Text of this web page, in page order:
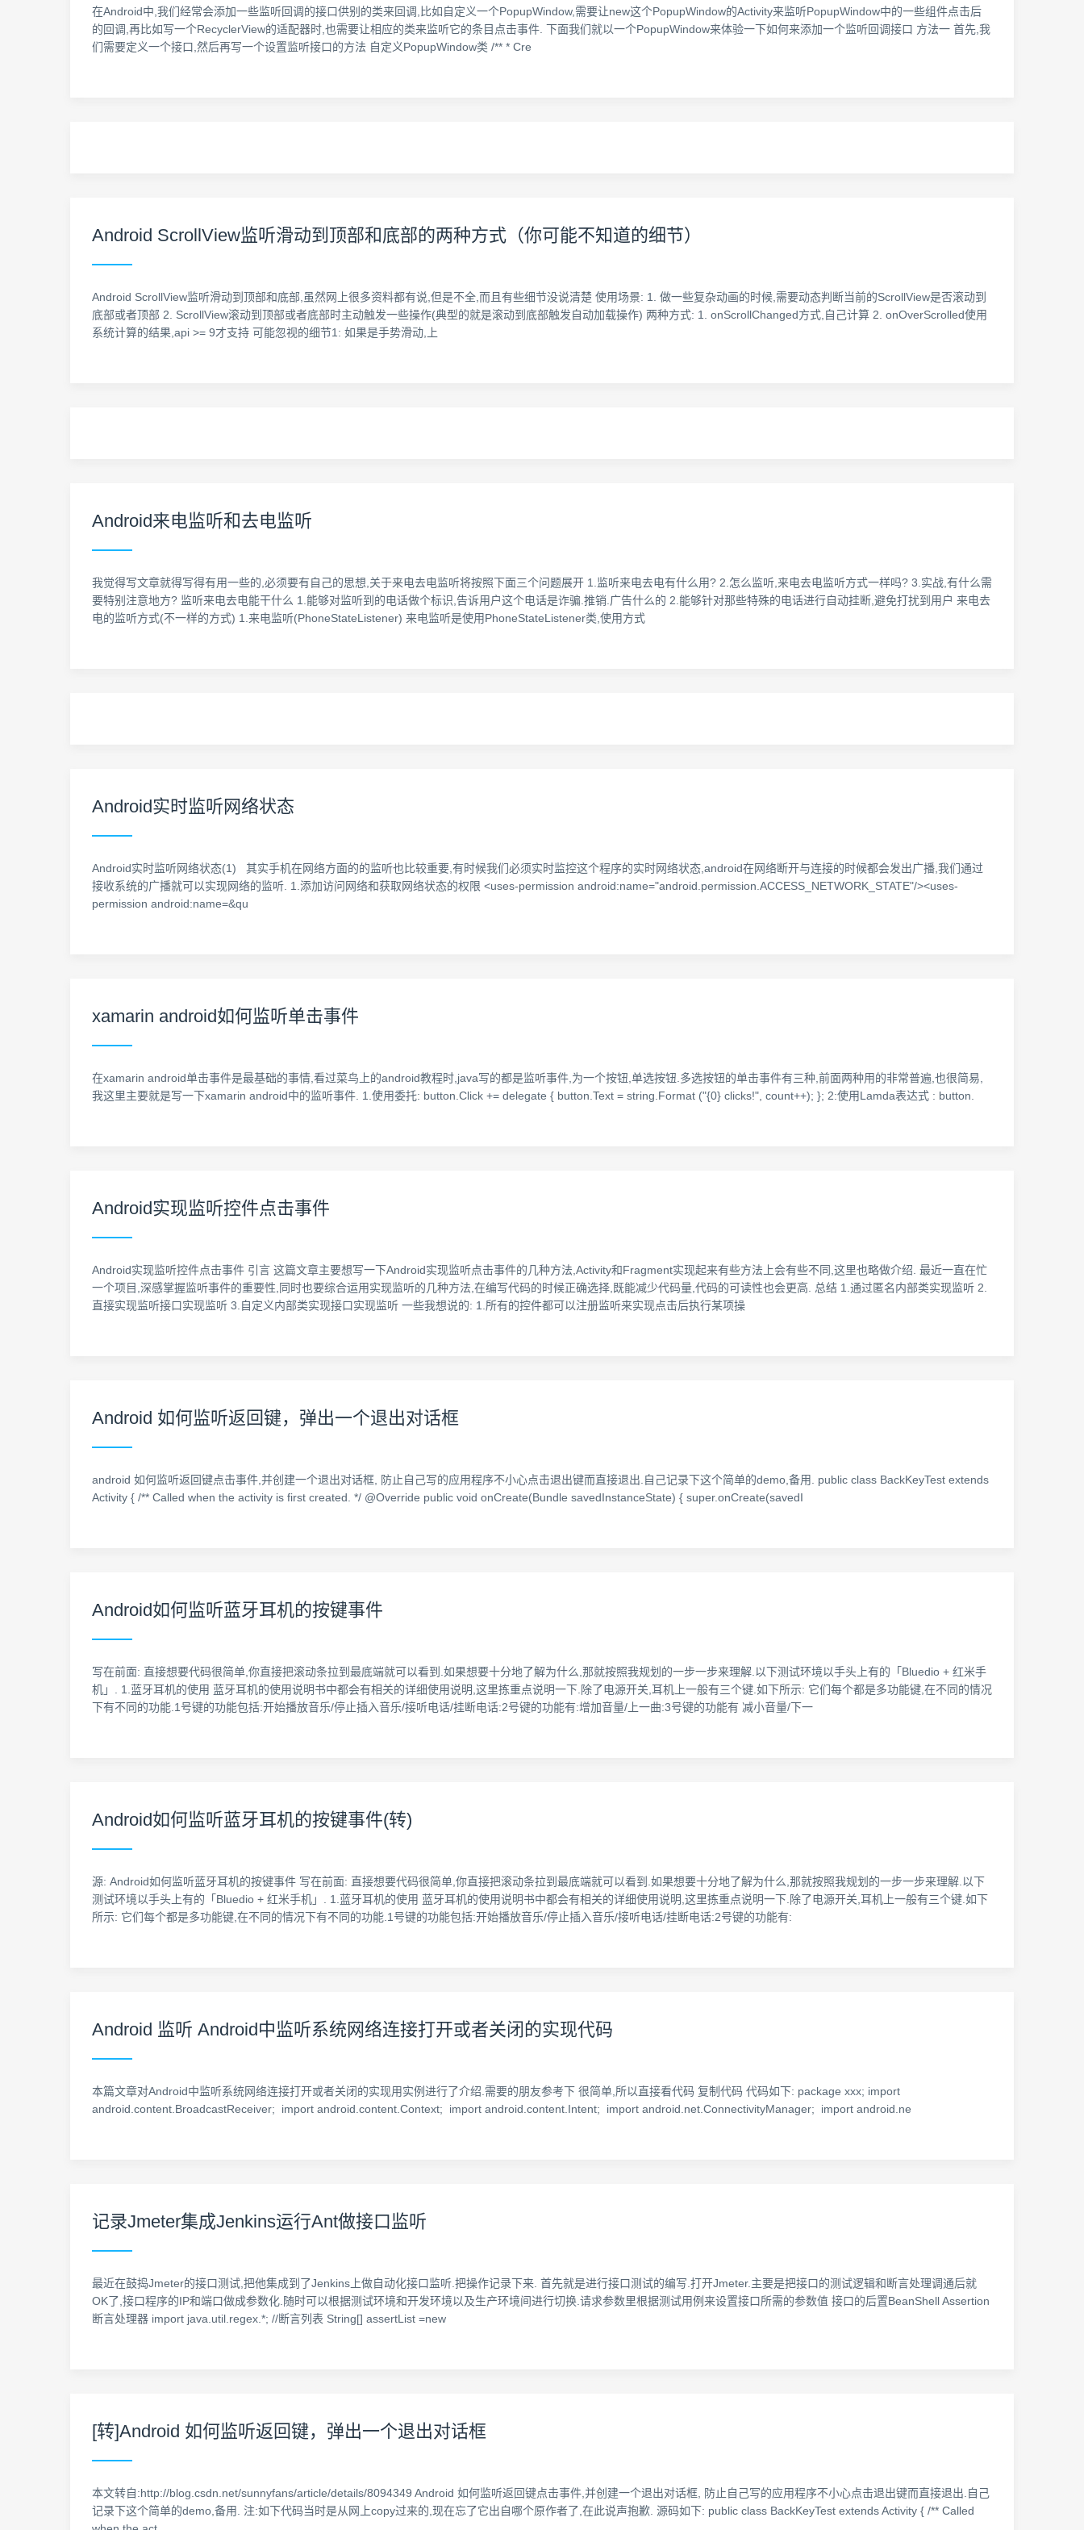
在Android中,我们经常会添加一些监听回调的接口供别的类来回调,比如自定义一个PopupWindow,需要让new这个PopupWindow的Activity来监听PopupWindow中的一些组件点击后
的回调,再比如写一个RecyclerView的适配器时,也需要让相应的类来监听它的条目点击事件. 下面我们就以一个PopupWindow来体验一下如何来添加一个监听回调接口 方法一 首先,我
们需要定义一个接口,然后再写一个设置监听接口的方法 自定义PopupWindow类 /** * Cre
Android ScrollView监听滑动到顶部和底部的两种方式（你可能不知道的细节）
Android ScrollView监听滑动到顶部和底部,虽然网上很多资料都有说,但是不全,而且有些细节没说清楚 使用场景: 1. 做一些复杂动画的时候,需要动态判断当前的ScrollView是否滚动到
底部或者顶部 2. ScrollView滚动到顶部或者底部时主动触发一些操作(典型的就是滚动到底部触发自动加载操作) 两种方式: 1. onScrollChanged方式,自己计算 2. onOverScrolled使用
系统计算的结果,api >= 9才支持 可能忽视的细节1: 如果是手势滑动,上
Android来电监听和去电监听
我觉得写文章就得写得有用一些的,必须要有自己的思想,关于来电去电监听将按照下面三个问题展开 1.监听来电去电有什么用? 2.怎么监听,来电去电监听方式一样吗? 3.实战,有什么需
要特别注意地方? 监听来电去电能干什么 1.能够对监听到的电话做个标识,告诉用户这个电话是诈骗.推销.广告什么的 2.能够针对那些特殊的电话进行自动挂断,避免打扰到用户 来电去
电的监听方式(不一样的方式) 1.来电监听(PhoneStateListener) 来电监听是使用PhoneStateListener类,使用方式
Android实时监听网络状态
Android实时监听网络状态(1) 其实手机在网络方面的的监听也比较重要,有时候我们必须实时监控这个程序的实时网络状态,android在网络断开与连接的时候都会发出广播,我们通过
接收系统的广播就可以实现网络的监听. 1.添加访问网络和获取网络状态的权限 <uses-permission android:name="android.permission.ACCESS_NETWORK_STATE"/><uses-
permission android:name=&qu
xamarin android如何监听单击事件
在xamarin android单击事件是最基础的事情,看过菜鸟上的android教程时,java写的都是监听事件,为一个按钮,单选按钮.多选按钮的单击事件有三种,前面两种用的非常普遍,也很简易,
我这里主要就是写一下xamarin android中的监听事件. 1.使用委托: button.Click += delegate { button.Text = string.Format ("{0} clicks!", count++); }; 2:使用Lamda表达式 : button.
Android实现监听控件点击事件
Android实现监听控件点击事件 引言 这篇文章主要想写一下Android实现监听点击事件的几种方法,Activity和Fragment实现起来有些方法上会有些不同,这里也略做介绍. 最近一直在忙
一个项目,深感掌握监听事件的重要性,同时也要综合运用实现监听的几种方法,在编写代码的时候正确选择,既能减少代码量,代码的可读性也会更高. 总结 1.通过匿名内部类实现监听 2.
直接实现监听接口实现监听 3.自定义内部类实现接口实现监听 一些我想说的: 1.所有的控件都可以注册监听来实现点击后执行某项操
Android 如何监听返回键，弹出一个退出对话框
android 如何监听返回键点击事件,并创建一个退出对话框, 防止自己写的应用程序不小心点击退出键而直接退出.自己记录下这个简单的demo,备用. public class BackKeyTest extends
Activity { /** Called when the activity is first created. */ @Override public void onCreate(Bundle savedInstanceState) { super.onCreate(savedI
Android如何监听蓝牙耳机的按键事件
写在前面: 直接想要代码很简单,你直接把滚动条拉到最底端就可以看到.如果想要十分地了解为什么,那就按照我规划的一步一步来理解.以下测试环境以手头上有的「Bluedio + 红米手
机」. 1.蓝牙耳机的使用 蓝牙耳机的使用说明书中都会有相关的详细使用说明,这里拣重点说明一下.除了电源开关,耳机上一般有三个键.如下所示: 它们每个都是多功能键,在不同的情况
下有不同的功能.1号键的功能包括:开始播放音乐/停止插入音乐/接听电话/挂断电话:2号键的功能有:增加音量/上一曲:3号键的功能有 减小音量/下一
Android如何监听蓝牙耳机的按键事件(转)
源: Android如何监听蓝牙耳机的按键事件 写在前面: 直接想要代码很简单,你直接把滚动条拉到最底端就可以看到.如果想要十分地了解为什么,那就按照我规划的一步一步来理解.以下
测试环境以手头上有的「Bluedio + 红米手机」. 1.蓝牙耳机的使用 蓝牙耳机的使用说明书中都会有相关的详细使用说明,这里拣重点说明一下.除了电源开关,耳机上一般有三个键.如下
所示: 它们每个都是多功能键,在不同的情况下有不同的功能.1号键的功能包括:开始播放音乐/停止插入音乐/接听电话/挂断电话:2号键的功能有:
Android 监听 Android中监听系统网络连接打开或者关闭的实现代码
本篇文章对Android中监听系统网络连接打开或者关闭的实现用实例进行了介绍.需要的朋友参考下 很简单,所以直接看代码 复制代码 代码如下: package xxx; import
android.content.BroadcastReceiver; import android.content.Context; import android.content.Intent; import android.net.ConnectivityManager; import android.ne
记录Jmeter集成Jenkins运行Ant做接口监听
最近在鼓捣Jmeter的接口测试,把他集成到了Jenkins上做自动化接口监听.把操作记录下来. 首先就是进行接口测试的编写.打开Jmeter.主要是把接口的测试逻辑和断言处理调通后就
OK了,接口程序的IP和端口做成参数化.随时可以根据测试环境和开发环境以及生产环境间进行切换.请求参数里根据测试用例来设置接口所需的参数值 接口的后置BeanShell Assertion
断言处理器 import java.util.regex.*; //断言列表 String[] assertList =new
[转]Android 如何监听返回键，弹出一个退出对话框
本文转自:http://blog.csdn.net/sunnyfans/article/details/8094349 Android 如何监听返回键点击事件,并创建一个退出对话框, 防止自己写的应用程序不小心点击退出键而直接退出.自己
记录下这个简单的demo,备用. 注:如下代码当时是从网上copy过来的,现在忘了它出自哪个原作者了,在此说声抱歉. 源码如下: public class BackKeyTest extends Activity { /** Called